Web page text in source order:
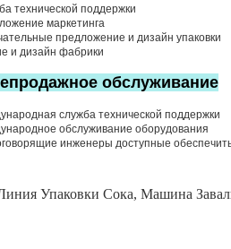
технической поддержки
маркетинга
предложение и дизайн упаковки
и дизайн фабрики
обслуживание
служба технической поддержки
обслуживание оборудования
инженеры доступные
Упаковки Сока, Машина